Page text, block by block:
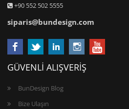
+90 552 502 5555
siparis@bundesign.com
GÜVENLİ ALIŞVERİŞ
BunDesign Blog
Bize Ulaşın